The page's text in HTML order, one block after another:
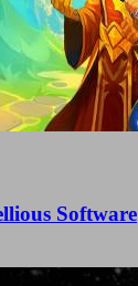
Software